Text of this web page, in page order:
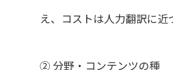
え、コストは人力翻訳に近
② 分野・コンテンツの種